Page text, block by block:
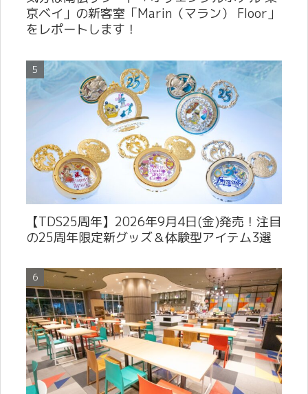
京ベイ」の新客室「Marin（マラン） Floor」
をレポートします！
【TDS25周年】2026年9月4日(金)発売！注目
の25周年限定新グッズ＆体験型アイテム3選